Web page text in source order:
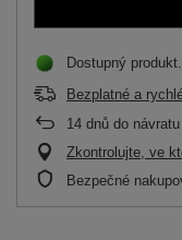
Dostupný produkt
Bezplatné a
14 dnů do návratu
Zkontrolujte, ve
Bezpečné